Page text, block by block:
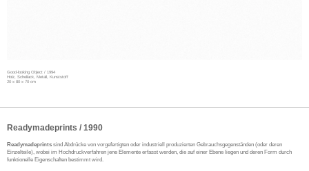
Good-looking Object / 1994
Holz, Schellack, Metall, Kunststoff
20 x 80 x 70 cm
Readymadeprints / 1990
Readymadeprints sind Abdrücke von vorgefertigten oder industriell produzierten Gebrauchsgegenständen (oder deren
Einzelteile), wobei im Hochdruckverfahren jene Elemente erfasst werden, die auf einer Ebene liegen und deren Form durch
funktionelle Eigenschaften bestimmt wird.